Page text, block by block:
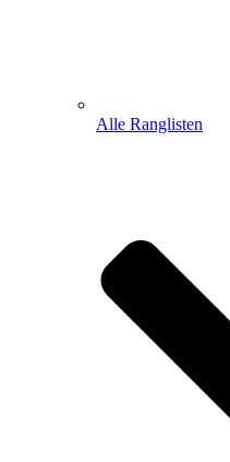
Alle Ranglisten